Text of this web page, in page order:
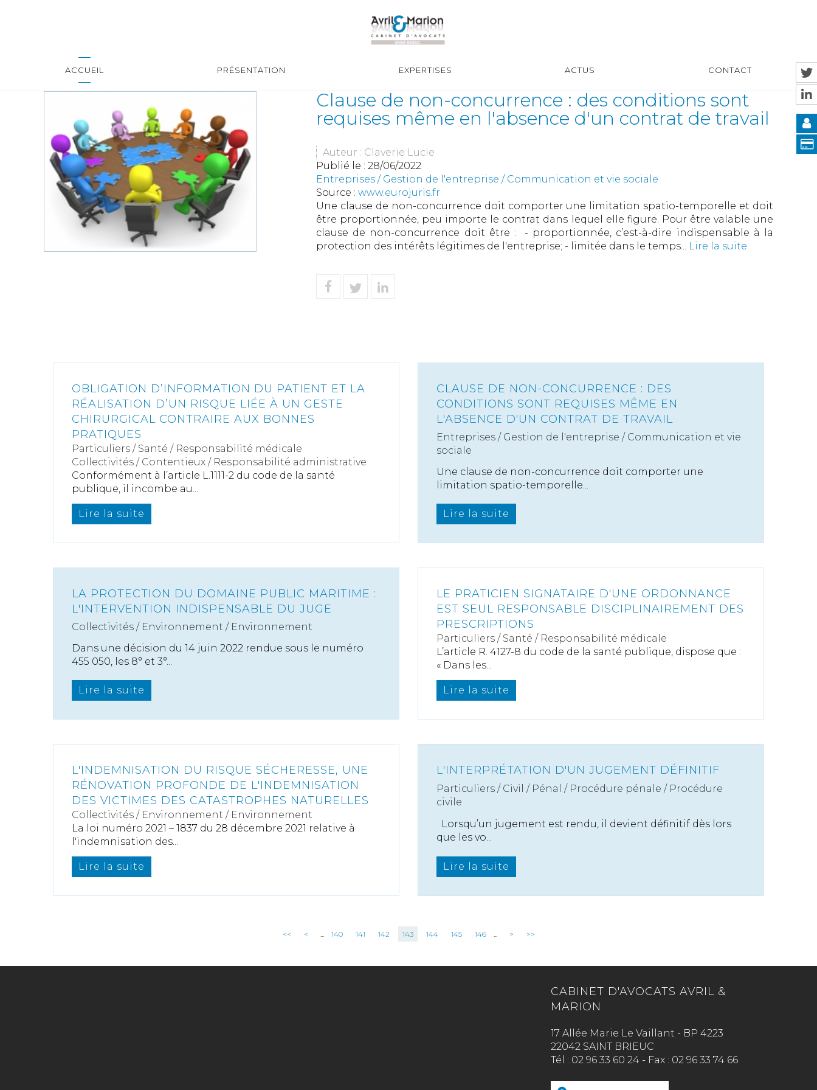
ACCUEIL PRÉSENTATION EXPERTISES ACTUS CONTACT
Clause de non-concurrence : des conditions sont
requises même en l'absence d'un contrat de travail
Auteur : Claverie Lucie
Publié le : 28/06/2022
Entreprises / Gestion de l'entreprise / Communication et vie sociale
Source : www.eurojuris.fr
Une clause de non-concurrence doit comporter une limitation spatio-temporelle et doit
être proportionnée, peu importe le contrat dans lequel elle figure. Pour être valable une
clause de non-concurrence doit être : - proportionnée, c’est-à-dire indispensable à la
protection des intérêts légitimes de l'entreprise; - limitée dans le temps... Lire la suite
OBLIGATION D’INFORMATION DU PATIENT ET LA
RÉALISATION D’UN RISQUE LIÉE À UN GESTE
CHIRURGICAL CONTRAIRE AUX BONNES
PRATIQUES
Particuliers / Santé / Responsabilité médicale
Collectivités / Contentieux / Responsabilité administrative
Conformément à l’article L.1111-2 du code de la santé
publique, il incombe au...
Lire la suite
CLAUSE DE NON-CONCURRENCE : DES
CONDITIONS SONT REQUISES MÊME EN
L'ABSENCE D'UN CONTRAT DE TRAVAIL
Entreprises / Gestion de l'entreprise / Communication et vie
sociale
Une clause de non-concurrence doit comporter une
limitation spatio-temporelle...
Lire la suite
LA PROTECTION DU DOMAINE PUBLIC MARITIME :
L'INTERVENTION INDISPENSABLE DU JUGE
Collectivités / Environnement / Environnement
Dans une décision du 14 juin 2022 rendue sous le numéro
455 050, les 8° et 3°...
Lire la suite
LE PRATICIEN SIGNATAIRE D'UNE ORDONNANCE
EST SEUL RESPONSABLE DISCIPLINAIREMENT DES
PRESCRIPTIONS
Particuliers / Santé / Responsabilité médicale
L’article R. 4127-8 du code de la santé publique, dispose que :
« Dans les...
Lire la suite
L'INDEMNISATION DU RISQUE SÉCHERESSE, UNE
RÉNOVATION PROFONDE DE L'INDEMNISATION
DES VICTIMES DES CATASTROPHES NATURELLES
Collectivités / Environnement / Environnement
La loi numéro 2021 – 1837 du 28 décembre 2021 relative à
l'indemnisation des...
Lire la suite
L'INTERPRÉTATION D'UN JUGEMENT DÉFINITIF
Particuliers / Civil / Pénal / Procédure pénale / Procédure
civile
Lorsqu’un jugement est rendu, il devient définitif dès lors
que les vo...
Lire la suite
<< < ... 140 141 142 143 144 145 146 ... > >>
CABINET D'AVOCATS AVRIL &
MARION
17 Allée Marie Le Vaillant - BP 4223
22042 SAINT BRIEUC
Tél : 02 96 33 60 24 - Fax : 02 96 33 74 66